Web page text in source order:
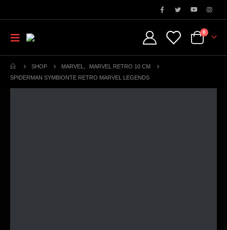
0
SHOP MARVEL
MARVEL RETRO 10 CM
SPIDERMAN SYMBIONTE RETRO MARVEL LEGENDS